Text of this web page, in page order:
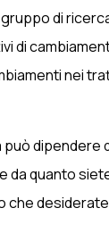
di
di
nei
dipendere
da quanto
che